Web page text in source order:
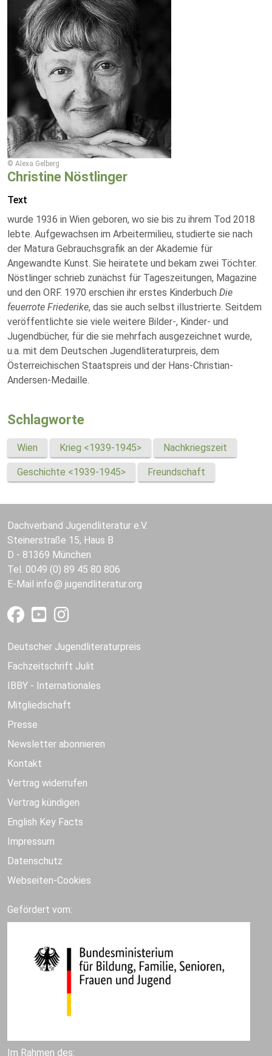
© Alexa Gelberg
Christine Nöstlinger
Text
wurde 1936 in Wien geboren, wo sie bis zu ihrem Tod 2018
lebte. Aufgewachsen im Arbeitermilieu, studierte sie nach
der Matura Gebrauchsgrafik an der Akademie für
Angewandte Kunst. Sie heiratete und bekam zwei Töchter.
Nöstlinger schrieb zunächst für Tageszeitungen, Magazine
und den ORF. 1970 erschien ihr erstes Kinderbuch Die
feuerrote Friederike, das sie auch selbst illustrierte. Seitdem
veröffentlichte sie viele weitere Bilder-, Kinder- und
Jugendbücher, für die sie mehrfach ausgezeichnet wurde,
u.a. mit dem Deutschen Jugendliteraturpreis, dem
Österreichischen Staatspreis und der Hans-Christian-
Andersen-Medaille.
Schlagworte
Wien Krieg <1939-1945> Nachkriegszeit
Geschichte <1939-1945> Freundschaft
Dachverband Jugendliteratur e.V.
Steinerstraße 15, Haus B
D - 81369 München
Tel. 0049 (0) 89 45 80 806
E-Mail info jugendliteratur.org
Deutscher Jugendliteraturpreis
Fachzeitschrift Julit
IBBY - Internationales
Mitgliedschaft
Presse
Newsletter abonnieren
Kontakt
Vertrag widerrufen
Vertrag kündigen
English Key Facts
Impressum
Datenschutz
Webseiten-Cookies
Gefördert vom:
Im Rahmen des: